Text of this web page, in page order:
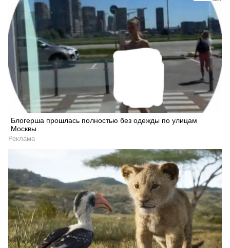
Блогерша прошлась полностью без одежды по улицам
Москвы
Реклама